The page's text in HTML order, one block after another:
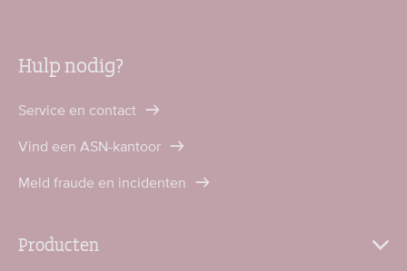
Hulp nodig?
Service en contact
Vind een ASN-kantoor
Meld fraude en incidenten
Producten